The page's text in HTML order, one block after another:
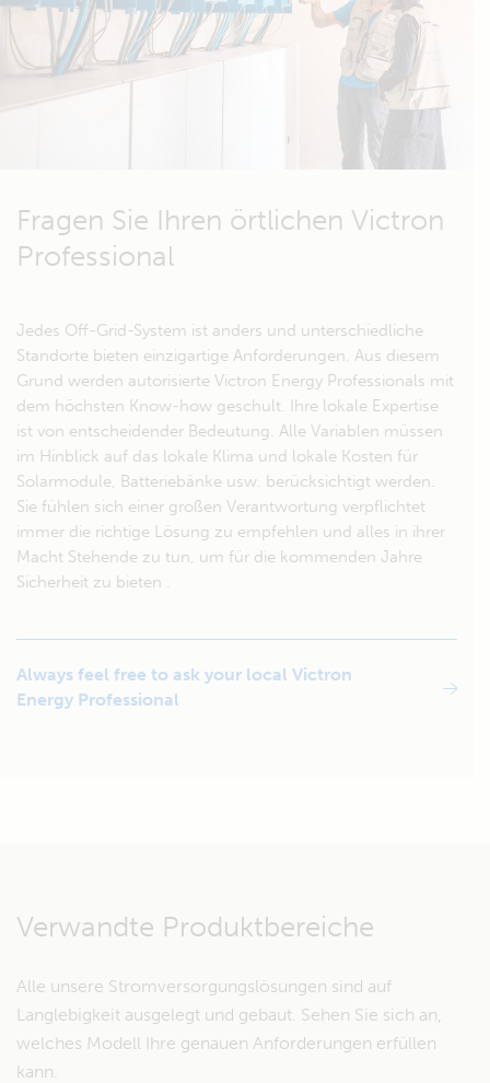
Fragen Sie Ihren örtlichen Victron
Professional
Jedes Off-Grid-System ist anders und unterschiedliche
Standorte bieten einzigartige Anforderungen. Aus diesem
Grund werden autorisierte Victron Energy Professionals mit
dem höchsten Know-how geschult. Ihre lokale Expertise
ist von entscheidender Bedeutung. Alle Variablen müssen
im Hinblick auf das lokale Klima und lokale Kosten für
Solarmodule, Batteriebänke usw. berücksichtigt werden.
Sie fühlen sich einer großen Verantwortung verpflichtet
immer die richtige Lösung zu empfehlen und alles in ihrer
Macht Stehende zu tun, um für die kommenden Jahre
Sicherheit zu bieten .
Always feel free to ask your local Victron
Energy Professional
Verwandte Produktbereiche
Alle unsere Stromversorgungslösungen sind auf
Langlebigkeit ausgelegt und gebaut. Sehen Sie sich an,
welches Modell Ihre genauen Anforderungen erfüllen
kann.